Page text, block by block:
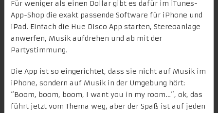
Für weniger als einen Dollar gibt es dafür im iTunes-
App-Shop die exakt passende Software für iPhone und
iPad. Einfach die Hue Disco App starten, Stereoanlage
anwerfen, Musik aufdrehen und ab mit der
Partystimmung.
Die App ist so eingerichtet, dass sie nicht auf Musik im
iPhone, sondern auf Musik in der Umgebung hört:
“Boom, boom, boom, I want you in my room…”, ok, das
führt jetzt vom Thema weg, aber der Spaß ist auf jeden